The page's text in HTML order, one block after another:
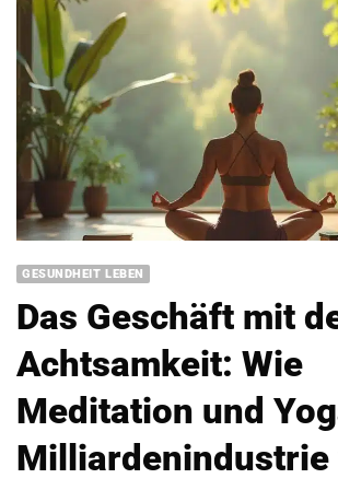
GESUNDHEIT LEBEN
Das Geschäft mit
Achtsamkeit: Wie
Meditation und
Milliardenindustrie